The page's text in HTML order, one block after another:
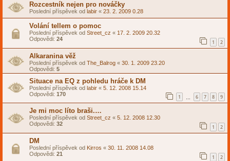
Rozcestník nejen pro nováčky
Poslední příspěvek od labir « 23. 2. 2009 0.28
Volání tellem o pomoc
Poslední příspěvek od Street_cz « 17. 2. 2009 20.32
Odpovědi: 24 1 2
Alkaranina věž
Poslední příspěvek od The_Balrog « 30. 1. 2009 23.20
Odpovědi: 5
Situace na EQ z pohledu hráče k DM
Poslední příspěvek od labir « 5. 12. 2008 15.14
Odpovědi: 170 1 6 7 8 9
Je mi moc líto braši.…
Poslední příspěvek od Street_cz « 5. 12. 2008 12.30
Odpovědi: 32 1 2
DM
Poslední příspěvek od Kirros « 30. 11. 2008 14.08
Odpovědi: 21 1 2